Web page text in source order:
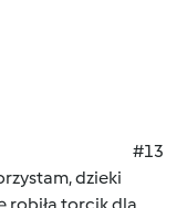
#13
dzieki